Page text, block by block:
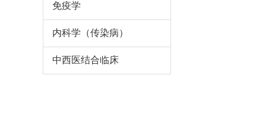
免疫学
内科学（传染病）
中西医结合临床